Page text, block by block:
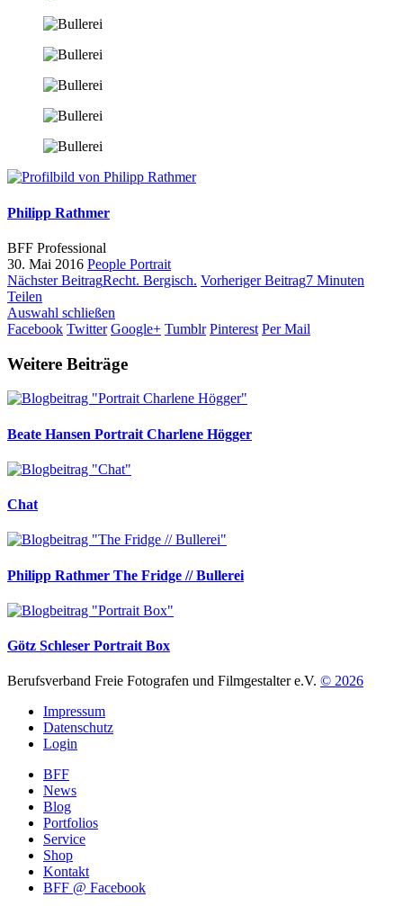
Philipp Rathmer
BFF Professional
30. Mai 2016 People Portrait
Nächster BeitragRecht. Bergisch. Vorheriger Beitrag7 Minuten
Teilen
Auswahl schließen
Facebook Twitter Google+ Tumblr Pinterest Per Mail
Weitere Beiträge
Beate Hansen Portrait Charlene Högger
Chat
Philipp Rathmer The Fridge // Bullerei
Götz Schleser Portrait Box
Berufsverband Freie Fotografen und Filmgestalter e.V. © 2026
Impressum
Datenschutz
Login
BFF
News
Blog
Portfolios
Service
Shop
Kontakt
BFF @ Facebook